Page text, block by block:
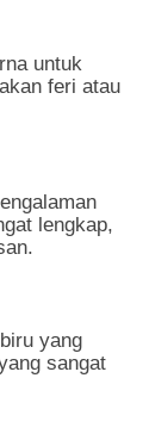
untuk
feri atau
lengkap,
yang
sangat